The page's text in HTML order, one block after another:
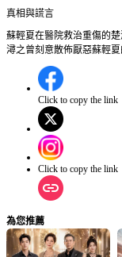
真相與謊言
蘇輕夏在醫院救治重傷的
潯之曾刻意散佈厭惡蘇輕
撒謊傷害蘇輕夏？他究竟在
Click to copy the link
Click to copy the link
為您推薦